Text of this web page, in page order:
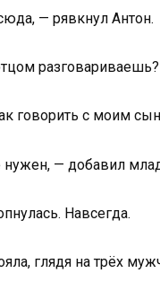
— рявкнул Антон.
говорить с моим
— добавил
Навсегда.
глядя на трёх